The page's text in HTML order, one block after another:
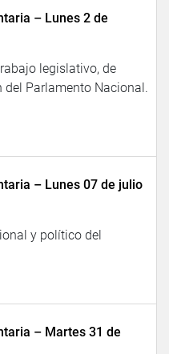
– Lunes 2 de
legislativo, de
Parlamento Nacional.
– Lunes 07 de julio
y político del
– Martes 31 de